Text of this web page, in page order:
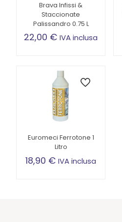
Brava Infissi &
Staccionate
Palissandro 0.75 L
22,00 € IVA inclusa
Euromeci Ferrotone 1
Litro
18,90 € IVA inclusa